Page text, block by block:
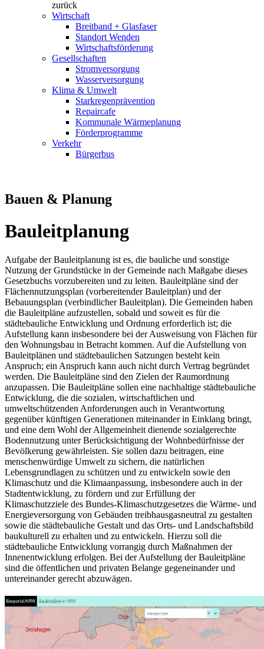
zurück
Wirtschaft
Breitband + Glasfaser
Standort Wenden
Wirtschaftsförderung
Gesellschaften
Stromversorgung
Wasserversorgung
Klima & Umwelt
Starkregenprävention
Repaircafe
Kommunale Wärmeplanung
Förderprogramme
Verkehr
Bürgerbus
Bauen & Planung
Bauleitplanung
Aufgabe der Bauleitplanung ist es, die bauliche und sonstige
Nutzung der Grundstücke in der Gemeinde nach Maßgabe dieses
Gesetzbuchs vorzubereiten und zu leiten. Bauleitpläne sind der
Flächennutzungsplan (vorbereitender Bauleitplan) und der
Bebauungsplan (verbindlicher Bauleitplan). Die Gemeinden haben
die Bauleitpläne aufzustellen, sobald und soweit es für die
städtebauliche Entwicklung und Ordnung erforderlich ist; die
Aufstellung kann insbesondere bei der Ausweisung von Flächen für
den Wohnungsbau in Betracht kommen. Auf die Aufstellung von
Bauleitplänen und städtebaulichen Satzungen besteht kein
Anspruch; ein Anspruch kann auch nicht durch Vertrag begründet
werden. Die Bauleitpläne sind den Zielen der Raumordnung
anzupassen. Die Bauleitpläne sollen eine nachhaltige städtebauliche
Entwicklung, die die sozialen, wirtschaftlichen und
umweltschützenden Anforderungen auch in Verantwortung
gegenüber künftigen Generationen miteinander in Einklang bringt,
und eine dem Wohl der Allgemeinheit dienende sozialgerechte
Bodennutzung unter Berücksichtigung der Wohnbedürfnisse der
Bevölkerung gewährleisten. Sie sollen dazu beitragen, eine
menschenwürdige Umwelt zu sichern, die natürlichen
Lebensgrundlagen zu schützen und zu entwickeln sowie den
Klimaschutz und die Klimaanpassung, insbesondere auch in der
Stadtentwicklung, zu fördern und zur Erfüllung der
Klimaschutzziele des Bundes-Klimaschutzgesetzes die Wärme- und
Energieversorgung von Gebäuden treibhausgasneutral zu gestalten
sowie die städtebauliche Gestalt und das Orts- und Landschaftsbild
baukulturell zu erhalten und zu entwickeln. Hierzu soll die
städtebauliche Entwicklung vorrangig durch Maßnahmen der
Innenentwicklung erfolgen. Bei der Aufstellung der Bauleitpläne
sind die öffentlichen und privaten Belange gegeneinander und
untereinander gerecht abzuwägen.